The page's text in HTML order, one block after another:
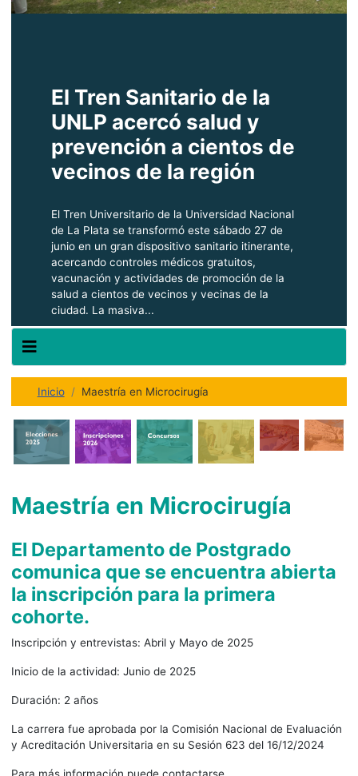
El Tren Sanitario de la
UNLP acercó salud y
prevención a cientos de
vecinos de la región
El Tren Universitario de la Universidad Nacional
de La Plata se transformó este sábado 27 de
junio en un gran dispositivo sanitario itinerante,
acercando controles médicos gratuitos,
vacunación y actividades de promoción de la
salud a cientos de vecinos y vecinas de la
ciudad. La masiva...
Inicio Maestría en Microcirugía
Maestría en Microcirugía
El Departamento de Postgrado
comunica que se encuentra abierta
la inscripción para la primera
cohorte.
Inscripción y entrevistas: Abril y Mayo de 2025
Inicio de la actividad: Junio de 2025
Duración: 2 años
La carrera fue aprobada por la Comisión Nacional de Evaluación
y Acreditación Universitaria en su Sesión 623 del 16/12/2024